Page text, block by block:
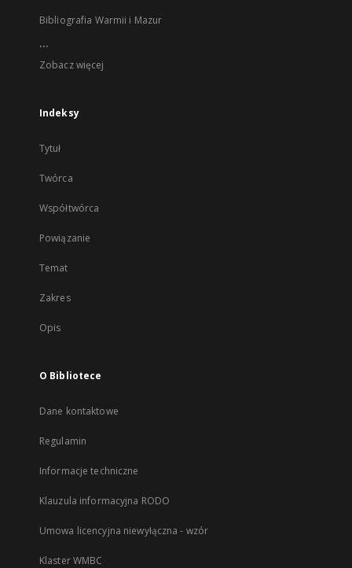
Bibliografia Warmii i Mazur
...
Zobacz więcej
Indeksy
Tytuł
Twórca
Współtwórca
Powiązanie
Temat
Zakres
Opis
O Bibliotece
Dane kontaktowe
Regulamin
Informacje techniczne
Klauzula informacyjna RODO
Umowa licencyjna niewyłączna - wzór
Klaster WMBC